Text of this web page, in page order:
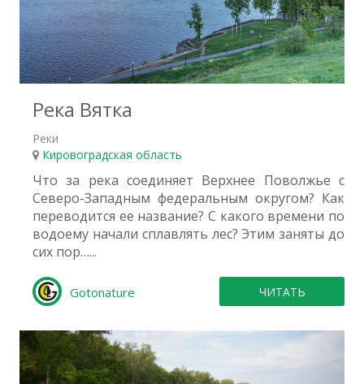
3
Река Вятка
Реки
Кировоградская область
Что за река соединяет Верхнее Поволжье с
Северо-Западным федеральным округом? Как
переводится ее название? С какого времени по
водоему начали сплавлять лес? Этим заняты до
сих пор…...
Gotonature ЧИТАТЬ